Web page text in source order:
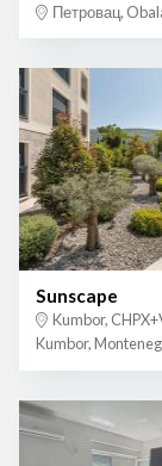
Петровац,
Sunscape
Kumbor,
Kumbor,